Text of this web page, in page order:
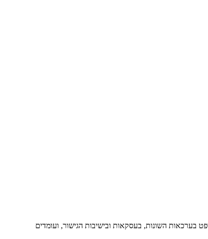
בערכאות השונות, בעסקאות ובישיבות הגישור, ועומדים